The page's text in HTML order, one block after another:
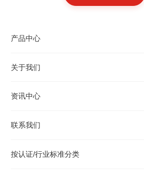
产品中心
关于我们
资讯中心
联系我们
按认证/行业标准分类